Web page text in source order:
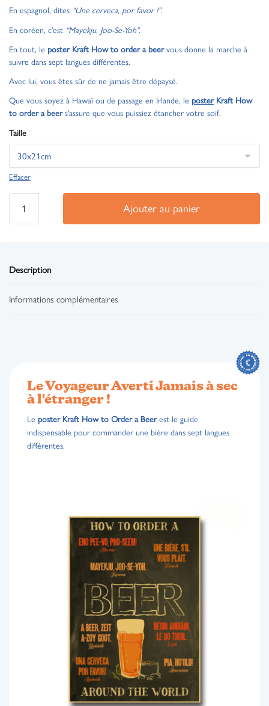
En espagnol, dites “Une cerveca, por favor !”.
En coréen, c’est “Mayekju, Joo-Se-Yoh”.
En tout, le poster Kraft How to order a beervous donne la marche à
suivre dans sept langues différentes.
Avec lui, vous êtes sûr de ne jamais être dépaysé.
Que vous soyez à Hawaï ou de passage en Irlande, le posterKraft How
to order a beers’assure que vous puissiez étancher votre soif.
Taille
Effacer
Ajouter au panier
Description
Informations complémentaires
Le Voyageur Averti Jamais à sec
à l'étranger !
Le poster Kraft How to Order a Beerest le guide
indispensable pour commander une bière dans sept langues
différentes.